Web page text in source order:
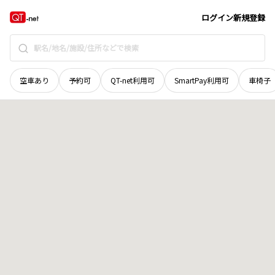
ログイン新規登録
空車あり 予約可 QT-net利用可 SmartPay利用可 車椅子
奈良県